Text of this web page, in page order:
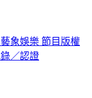
象娛樂 節目版權
／認證